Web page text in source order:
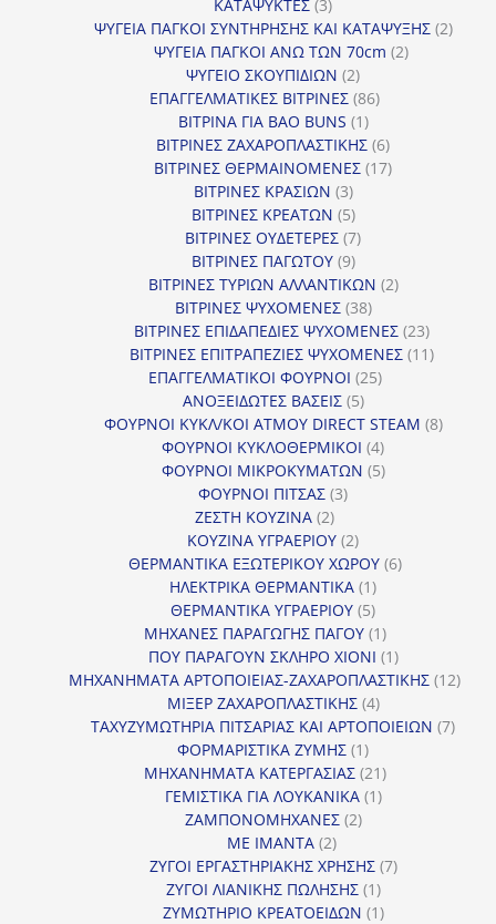
ΚΑΤΑΨΥΚΤΕΣ 3
προϊόντα
ΨΥΓΕΙΑ ΠΑΓΚΟΙ ΣΥΝΤΗΡΗΣΗΣ ΚΑΙ ΚΑΤΑΨΥΞΗΣ 22
ΨΥΓΕΙΑ ΠΑΓΚΟΙ ΑΝΩ ΤΩΝ 70cm 22
ΨΥΓΕΙΟ ΣΚΟΥΠΙΔΙΩΝ 22
προϊόντα
ΕΠΑΓΓΕΛΜΑΤΙΚΕΣ ΒΙΤΡΙΝΕΣ 8686
ΒΙΤΡΙΝΑ ΓΙΑ BAO BUNS 11
προϊόν
ΒΙΤΡΙΝΕΣ ΖΑΧΑΡΟΠΛΑΣΤΙΚΗΣ 66
προϊόντα
ΒΙΤΡΙΝΕΣ ΘΕΡΜΑΙΝΟΜΕΝΕΣ 1717
ΒΙΤΡΙΝΕΣ ΚΡΑΣΙΩΝ 33
προϊόντα
ΒΙΤΡΙΝΕΣ ΚΡΕΑΤΩΝ 55
προϊόντα
ΒΙΤΡΙΝΕΣ ΟΥΔΕΤΕΡΕΣ 77
ΒΙΤΡΙΝΕΣ ΠΑΓΩΤΟΥ 99
προϊόντα
ΒΙΤΡΙΝΕΣ ΤΥΡΙΩΝ ΑΛΛΑΝΤΙΚΩΝ 22
ΒΙΤΡΙΝΕΣ ΨΥΧΟΜΕΝΕΣ 3838
προϊόντα
ΒΙΤΡΙΝΕΣ ΕΠΙΔΑΠΕΔΙΕΣ ΨΥΧΟΜΕΝΕΣ 2323
προϊόντα
ΒΙΤΡΙΝΕΣ ΕΠΙΤΡΑΠΕΖΙΕΣ ΨΥΧΟΜΕΝΕΣ 1111
ΕΠΑΓΓΕΛΜΑΤΙΚΟΙ ΦΟΥΡΝΟΙ 2525
ΑΝΟΞΕΙΔΩΤΕΣ ΒΑΣΕΙΣ 55
προϊόντα
ΦΟΥΡΝΟΙ ΚΥΚΛ/ΚΟΙ ΑΤΜΟΥ DIRECT STEAM 88
ΦΟΥΡΝΟΙ ΚΥΚΛΟΘΕΡΜΙΚΟΙ 44
προϊόντα
ΦΟΥΡΝΟΙ ΜΙΚΡΟΚΥΜΑΤΩΝ 55
ΦΟΥΡΝΟΙ ΠΙΤΣΑΣ 33
ΖΕΣΤΗ ΚΟΥΖΙΝΑ 22
προϊόντα
ΚΟΥΖΙΝΑ ΥΓΡΑΕΡΙΟΥ 22
προϊόντα
ΘΕΡΜΑΝΤΙΚΑ ΕΞΩΤΕΡΙΚΟΥ ΧΩΡΟΥ 66
ΗΛΕΚΤΡΙΚΑ ΘΕΡΜΑΝΤΙΚΑ 11
προϊόν
ΘΕΡΜΑΝΤΙΚΑ ΥΓΡΑΕΡΙΟΥ 55
προϊόντα
ΜΗΧΑΝΕΣ ΠΑΡΑΓΩΓΗΣ ΠΑΓΟΥ 11
προϊόν
ΠΟΥ ΠΑΡΑΓΟΥΝ ΣΚΛΗΡΟ ΧΙΟΝΙ 11
προϊόν
ΜΗΧΑΝΗΜΑΤΑ ΑΡΤΟΠΟΙΕΙΑΣ-ΖΑΧΑΡΟΠΛΑΣΤΙΚΗΣ 1212
ΜΙΞΕΡ ΖΑΧΑΡΟΠΛΑΣΤΙΚΗΣ 44
προϊόντα
ΤΑΧΥΖΥΜΩΤΗΡΙΑ ΠΙΤΣΑΡΙΑΣ ΚΑΙ ΑΡΤΟΠΟΙΕΙΩΝ 77
ΦΟΡΜΑΡΙΣΤΙΚΑ ΖΥΜΗΣ 11
προϊόν
ΜΗΧΑΝΗΜΑΤΑ ΚΑΤΕΡΓΑΣΙΑΣ 2121
προϊόντα
ΓΕΜΙΣΤΙΚΑ ΓΙΑ ΛΟΥΚΑΝΙΚΑ 11
ΖΑΜΠΟΝΟΜΗΧΑΝΕΣ 22
ΜΕ ΙΜΑΝΤΑ 22
προϊόντα
ΖΥΓΟΙ ΕΡΓΑΣΤΗΡΙΑΚΗΣ ΧΡΗΣΗΣ 77
ΖΥΓΟΙ ΛΙΑΝΙΚΗΣ ΠΩΛΗΣΗΣ 11
προϊόν
ΖΥΜΩΤΗΡΙΟ ΚΡΕΑΤΟΕΙΔΩΝ 11